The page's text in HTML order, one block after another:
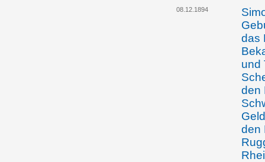
08.12.1894
das
und
den
den